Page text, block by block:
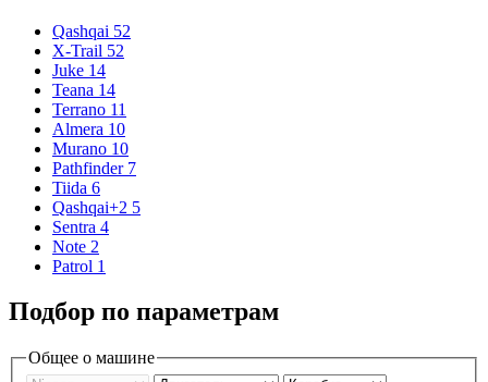
Qashqai 52
X-Trail 52
Juke 14
Teana 14
Terrano 11
Almera 10
Murano 10
Pathfinder 7
Tiida 6
Qashqai+2 5
Sentra 4
Note 2
Patrol 1
Подбор по параметрам
Общее о машине